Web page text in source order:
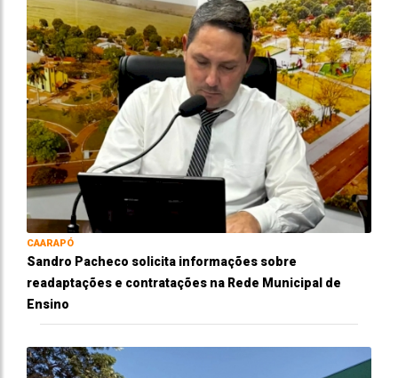
CAARAPÓ
Sandro Pacheco solicita informações sobre
readaptações e contratações na Rede Municipal de
Ensino